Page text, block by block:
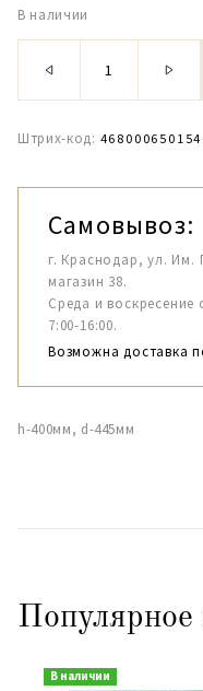
В наличии
Штрих-код:
Самовывоз:
г. Краснодар, ул. Им.
магазин 38.
Среда и воскресение
7:00-16:00.
Возможна доставка
h-400мм, d-445мм
Популярное
В наличии